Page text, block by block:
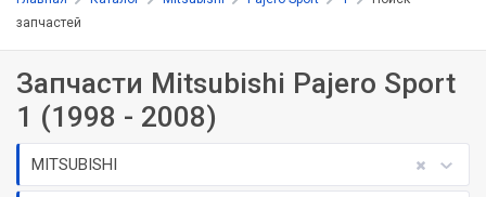
запчастей
Запчасти Mitsubishi Pajero Sport
1 (1998 - 2008)
MITSUBISHI